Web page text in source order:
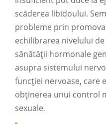
scăderea libidoului.
probleme prin
echilibrarea nivelului
sănătății hormonale
asupra sistemului
funcției nervoase, care
obținerea unui control
sexuale.